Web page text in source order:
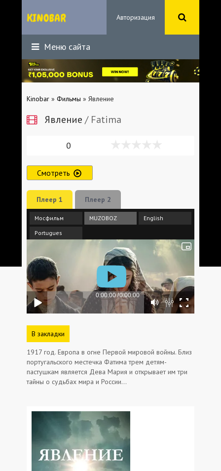
Авторизация
Меню сайта
Kinobar » Фильмы » Явление
Явление / Fatima
0
Смотреть
Плеер 1 Плеер 2
Мосфильм MUZOBOZ
English
Portugues
В закладки
1917 год. Европа в огне Первой мировой войны. Близ
португальского местечка Фатима трем детям-
пастушкам является Дева Мария и открывает им три
тайны о судьбах мира и России…